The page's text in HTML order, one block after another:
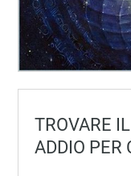
TROVARE
ADDIO PER